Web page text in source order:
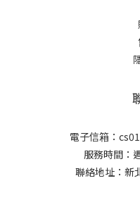
電子信箱：
服務時間：
聯絡地址：新